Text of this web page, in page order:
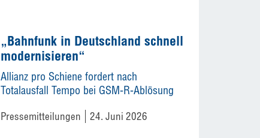
„Bahnfunk in Deutschland schnell
modernisieren“
Allianz pro Schiene fordert nach
Totalausfall Tempo bei GSM-R-Ablösung
Pressemitteilungen 24. Juni 2026